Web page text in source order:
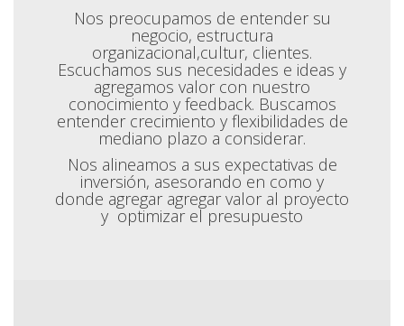
Nos preocupamos de entender su
negocio, estructura
organizacional,cultur, clientes.
Escuchamos sus necesidades e ideas y
agregamos valor con nuestro
conocimiento y feedback. Buscamos
entender crecimiento y flexibilidades de
mediano plazo a considerar.
Nos alineamos a sus expectativas de
inversión, asesorando en como y
donde agregar agregar valor al proyecto
y optimizar el presupuesto